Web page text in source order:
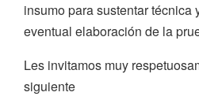
insumo para sustentar técnica
eventual elaboración de la
Les invitamos muy
siguiente